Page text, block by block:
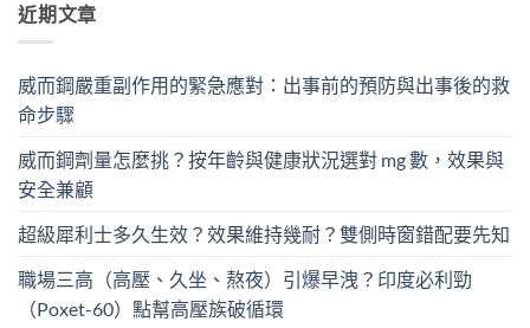
近期文章
威而鋼嚴重副作用的緊急應對：出事前的預防與出事後的救
命步驟
威而鋼劑量怎麼挑？按年齡與健康狀況選對 mg 數，效果與
安全兼顧
超級犀利士多久生效？效果維持幾耐？雙側時窗錯配要先知
職場三高（高壓、久坐、熬夜）引爆早洩？印度必利勁
（Poxet-60）點幫高壓族破循環